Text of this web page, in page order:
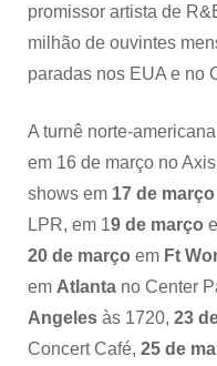
promissor artista de
milhão de ouvintes
paradas nos EUA e no
A turnê norte-americana
em 16 de março no
shows em 17 de março
LPR, em 19 de março
20 de março em Ft
em Atlanta no Center
Angeles às 1720, 23
Concert Café, 25 de